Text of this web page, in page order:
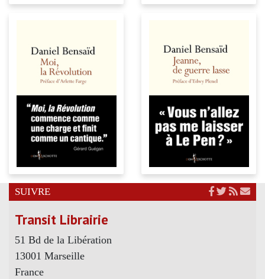
SUIVRE
Transit Librairie
51 Bd de la Libération
13001 Marseille
France